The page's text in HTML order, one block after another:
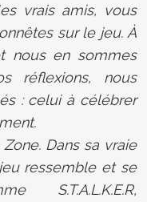
vrais amis, vous
sur le jeu. À
nous en sommes
réflexions, nous
: celui à célébrer
Dans sa vraie
ressemble et se
S.T.A.L.K.E.R,